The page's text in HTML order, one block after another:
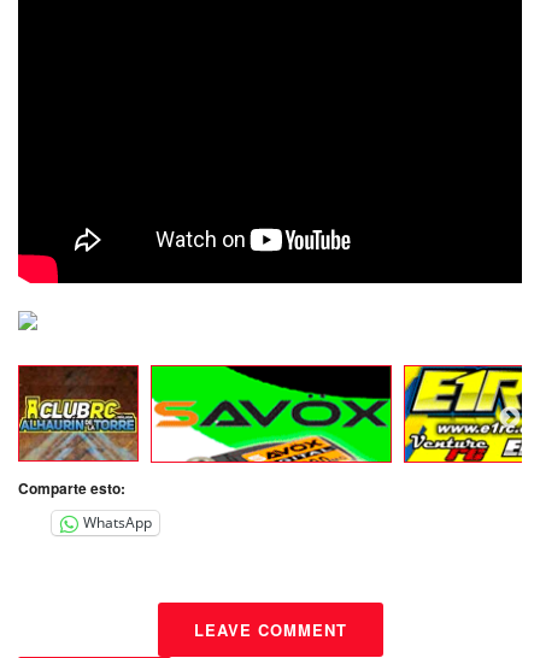
Comparte esto:
WhatsApp
LEAVE COMMENT